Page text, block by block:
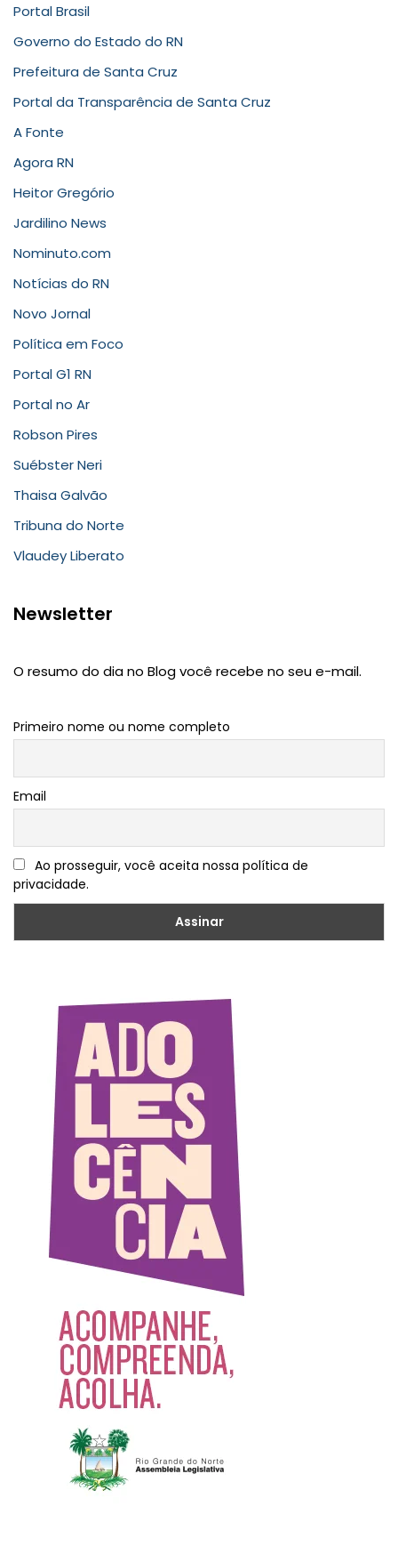
Portal Brasil
Governo do Estado do RN
Prefeitura de Santa Cruz
Portal da Transparência de Santa Cruz
A Fonte
Agora RN
Heitor Gregório
Jardilino News
Nominuto.com
Notícias do RN
Novo Jornal
Política em Foco
Portal G1 RN
Portal no Ar
Robson Pires
Suébster Neri
Thaisa Galvão
Tribuna do Norte
Vlaudey Liberato
Newsletter
O resumo do dia no Blog você recebe no seu e-mail.
Primeiro nome ou nome completo
Email
Ao prosseguir, você aceita nossa política de
privacidade.